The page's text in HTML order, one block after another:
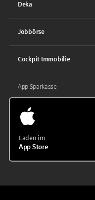
Deka
Jobbörse
Cockpit Immobilie
App Sparkasse
Laden im
App Store